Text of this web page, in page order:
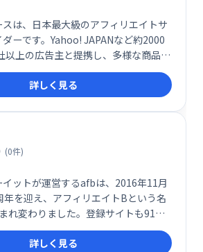
は、日本最大級のアフィリエイトサ
ーです。Yahoo! JAPANなど約2000
以上の広告主と提携し、多様な商品・
ィリエイト広告掲載が可能です。初心
用者まで、無料で簡単に始められ、
トが登録しています。国内最大級のネ
定した収益獲得を目指せます。
詳しく見る
(0件)
ットが運営するafbは、2016年11月
年を迎え、アフィリエイトBという名
れ変わりました。登録サイトも91万
、月の報酬が100万円を超えるパート
在籍いただいております。
詳しく見る